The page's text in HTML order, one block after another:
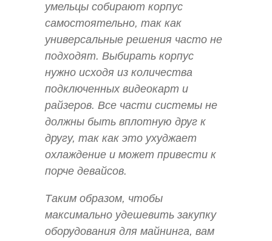
умельцы собирают корпус
самостоятельно, так как
универсальные решения часто не
подходят. Выбирать корпус
нужно исходя из количества
подключенных видеокарт и
райзеров. Все части системы не
должны быть вплотную друг к
другу, так как это ухуджает
охлаждение и может привести к
порче девайсов.
Таким образом, чтобы
максимально удешевить закупку
оборудования для майнинга, вам